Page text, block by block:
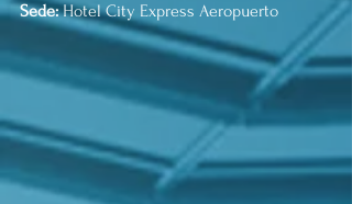
Sede: Hotel City Express Aeropuerto